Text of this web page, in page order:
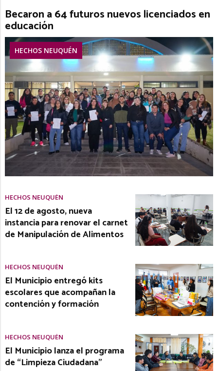
Becaron a 64 futuros nuevos licenciados en
educación
HECHOS NEUQUÉN
HECHOS NEUQUÉN
El 12 de agosto, nueva
instancia para renovar el carnet
de Manipulación de Alimentos
HECHOS NEUQUÉN
El Municipio entregó kits
escolares que acompañan la
contención y formación
HECHOS NEUQUÉN
El Municipio lanza el programa
de “Limpieza Ciudadana”